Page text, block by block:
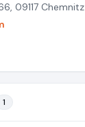
09117 Chemnitz
1